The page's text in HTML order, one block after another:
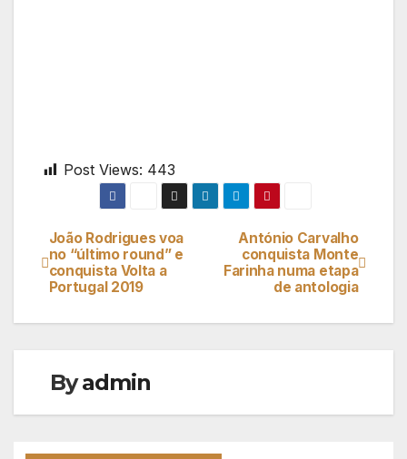
Post Views: 443
Navegação
de
artigos
António Carvalho
conquista Monte
Farinha numa etapa
de antologia
João Rodrigues voa
no “último round” e
conquista Volta a
Portugal 2019
Byadmin